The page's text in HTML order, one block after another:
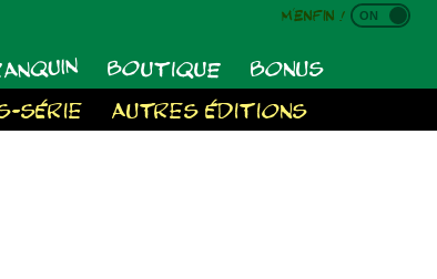
M'enfin !
BOUTIQUE
BONUS
SÉRIE AUTRES ÉDITIONS